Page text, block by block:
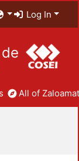
Log In
All of